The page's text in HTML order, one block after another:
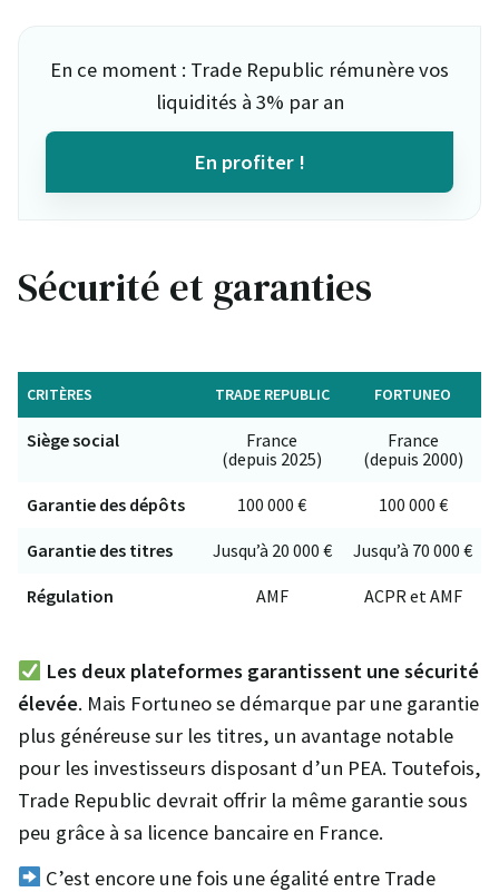
En ce moment : Trade Republic rémunère vos
liquidités à 3% par an
En profiter !
Sécurité et garanties
CRITÈRES TRADE REPUBLIC FORTUNEO
Siège social
France
(depuis 2025)
France
(depuis 2000)
Garantie des dépôts 100 000 € 100 000 €
Garantie des titres Jusqu’à 20 000 € Jusqu’à 70 000 €
Régulation AMF ACPR et AMF
Les deux plateformes garantissent une sécurité
élevée. Mais Fortuneo se démarque par une garantie
plus généreuse sur les titres, un avantage notable
pour les investisseurs disposant d’un PEA. Toutefois,
Trade Republic devrait offrir la même garantie sous
peu grâce à sa licence bancaire en France.
C’est encore une fois une égalité entre Trade